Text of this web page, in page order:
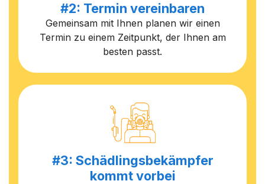
#2: Termin vereinbaren
Gemeinsam mit Ihnen planen wir einen
Termin zu einem Zeitpunkt, der Ihnen am
besten passt.
#3: Schädlingsbekämpfer
kommt vorbei